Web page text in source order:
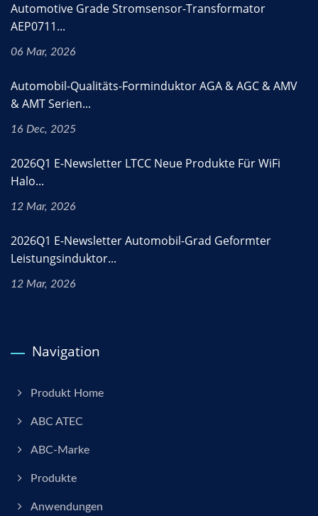
Automotive Grade Stromsensor-Transformator
AEP0711...
06 Mar, 2026
Automobil-Qualitäts-Forminduktor AGA & AGC & AMV
& AMT Serien...
16 Dec, 2025
2026Q1 E-Newsletter LTCC Neue Produkte Für WiFi
Halo...
12 Mar, 2026
2026Q1 E-Newsletter Automobil-Grad Geformter
Leistungsinduktor...
12 Mar, 2026
Navigation
Produkt Home
ABC ATEC
ABC-Marke
Produkte
Anwendungen